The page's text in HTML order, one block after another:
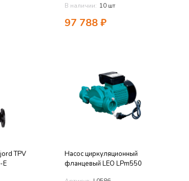
В наличии: 10 шт
97 788₽
TPV
E
Насос циркуляционный
фланцевый LEO LPm550